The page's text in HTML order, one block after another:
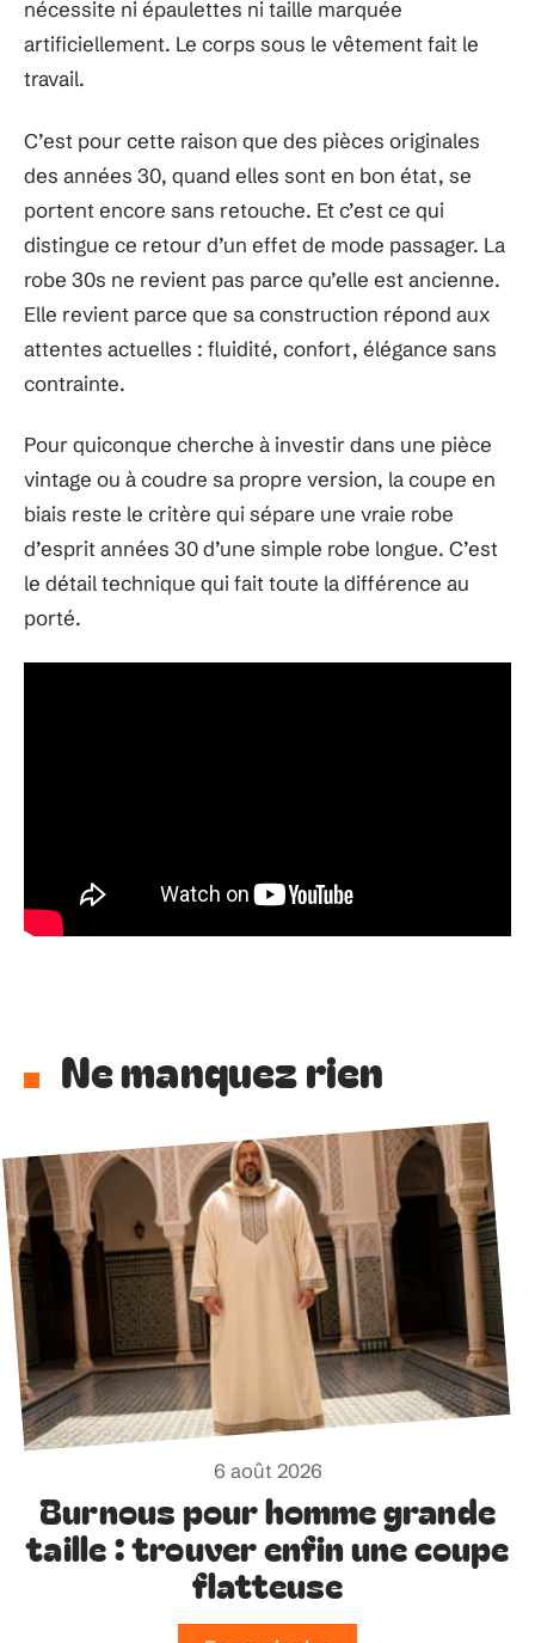
nécessite ni épaulettes ni taille marquée
artificiellement. Le corps sous le vêtement fait le
travail.
C’est pour cette raison que des pièces originales
des années 30, quand elles sont en bon état, se
portent encore sans retouche. Et c’est ce qui
distingue ce retour d’un effet de mode passager. La
robe 30s ne revient pas parce qu’elle est ancienne.
Elle revient parce que sa construction répond aux
attentes actuelles : fluidité, confort, élégance sans
contrainte.
Pour quiconque cherche à investir dans une pièce
vintage ou à coudre sa propre version, la coupe en
biais reste le critère qui sépare une vraie robe
d’esprit années 30 d’une simple robe longue. C’est
le détail technique qui fait toute la différence au
porté.
Ne manquez rien
6 août 2026
Burnous pour homme grande
taille : trouver enfin une coupe
flatteuse